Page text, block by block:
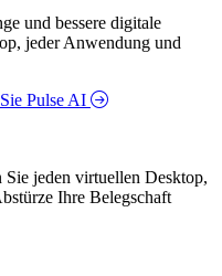
und bessere digitale
jeder Anwendung und
Pulse AI
jeden virtuellen Desktop,
Ihre Belegschaft